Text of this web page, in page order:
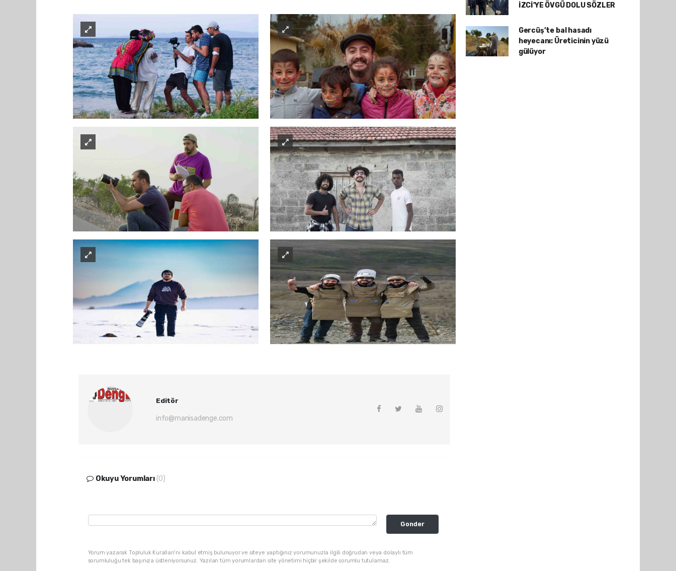
Editör
info@manisadenge.com
Okuyu Yorumları (0)
Gonder
Yorum yazarak Topluluk Kuralları’nı kabul etmiş bulunuyor ve siteye yaptığınız yorumunuzla ilgili doğrudan veya dolaylı tüm
sorumluluğu tek başınıza üstleniyorsunuz. Yazılan tüm yorumlardan site yönetimi hiçbir şekilde sorumlu tutulamaz.
İZCİ'YE ÖVGÜ DOLU SÖZLER
Gercüş’te bal hasadı
heyecanı: Üreticinin yüzü
gülüyor